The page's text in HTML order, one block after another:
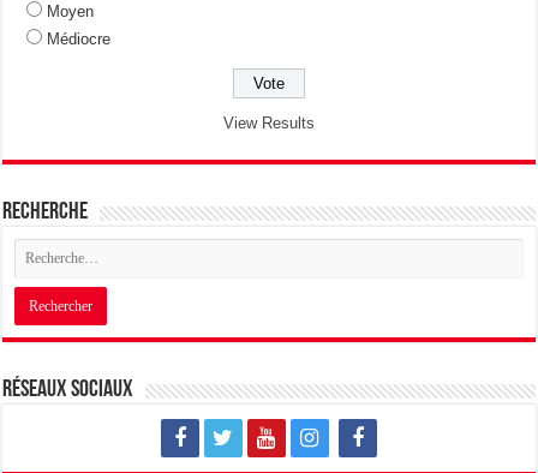
Moyen
Médiocre
View Results
Recherche
Réseaux sociaux